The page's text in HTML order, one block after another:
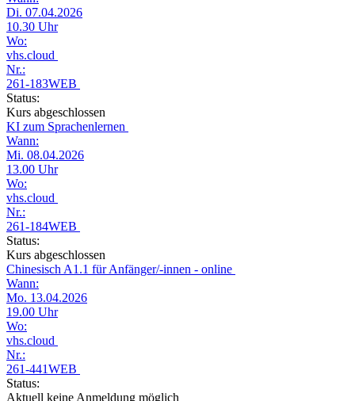
Di. 07.04.2026
10.30 Uhr
Wo:
vhs.cloud
Nr.:
261-183WEB
Status:
Kurs abgeschlossen
KI zum Sprachenlernen
Wann:
Mi. 08.04.2026
13.00 Uhr
Wo:
vhs.cloud
Nr.:
261-184WEB
Status:
Kurs abgeschlossen
Chinesisch A1.1 für Anfänger/-innen - online
Wann:
Mo. 13.04.2026
19.00 Uhr
Wo:
vhs.cloud
Nr.:
261-441WEB
Status:
Aktuell keine Anmeldung möglich